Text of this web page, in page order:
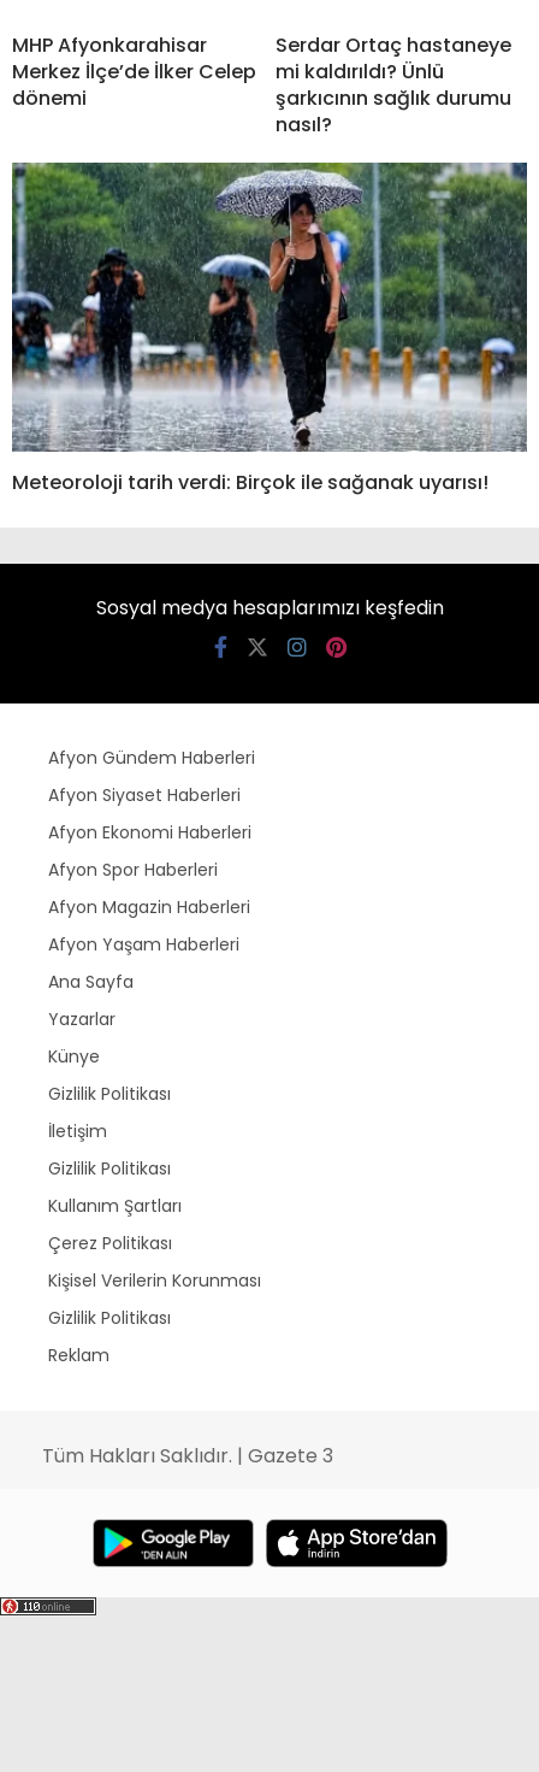
MHP Afyonkarahisar
Merkez İlçe’de İlker Celep
dönemi
Serdar Ortaç hastaneye
mi kaldırıldı? Ünlü
şarkıcının sağlık durumu
nasıl?
Meteoroloji tarih verdi: Birçok ile sağanak uyarısı!
Sosyal medya hesaplarımızı keşfedin
Afyon Gündem Haberleri
Afyon Siyaset Haberleri
Afyon Ekonomi Haberleri
Afyon Spor Haberleri
Afyon Magazin Haberleri
Afyon Yaşam Haberleri
Ana Sayfa
Yazarlar
Künye
Gizlilik Politikası
İletişim
Gizlilik Politikası
Kullanım Şartları
Çerez Politikası
Kişisel Verilerin Korunması
Gizlilik Politikası
Reklam
Tüm Hakları Saklıdır. | Gazete 3